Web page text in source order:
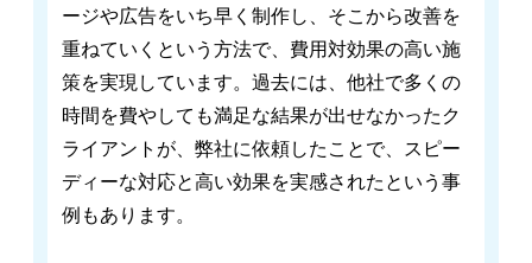
ージや広告をいち早く制作し、そこから改善を
重ねていくという方法で、費用対効果の高い施
策を実現しています。過去には、他社で多くの
時間を費やしても満足な結果が出せなかったク
ライアントが、弊社に依頼したことで、スピー
ディーな対応と高い効果を実感されたという事
例もあります。